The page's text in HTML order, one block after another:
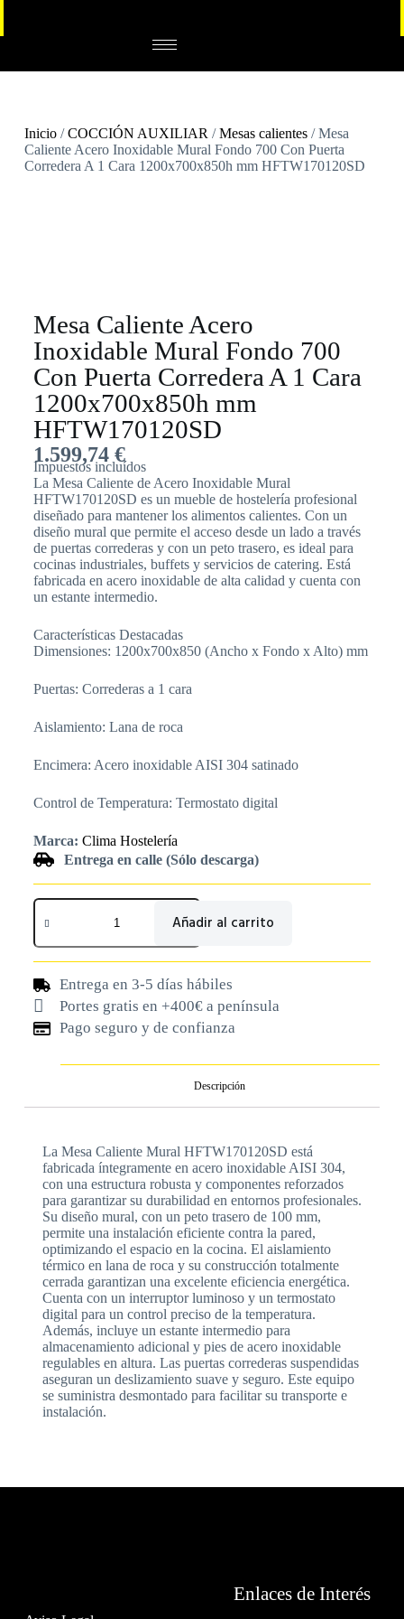
Inicio/COCCIÓN AUXILIAR /Mesas calientes/ Mesa
Caliente Acero Inoxidable Mural Fondo 700 Con Puerta
Corredera A 1 Cara 1200x700x850h mm HFTW170120SD
Mesa Caliente Acero
Inoxidable Mural Fondo 700
Con Puerta Corredera A 1 Cara
1200x700x850h mm
HFTW170120SD
1.599,74 €
Impuestos incluídos
La Mesa Caliente de Acero Inoxidable Mural
HFTW170120SD es un mueble de hostelería profesional
diseñado para mantener los alimentos calientes. Con un
diseño mural que permite el acceso desde un lado a través
de puertas correderas y con un peto trasero, es ideal para
cocinas industriales, buffets y servicios de catering. Está
fabricada en acero inoxidable de alta calidad y cuenta con
un estante intermedio.
Características Destacadas
Dimensiones: 1200x700x850 (Ancho x Fondo x Alto) mm
Puertas: Correderas a 1 cara
Aislamiento: Lana de roca
Encimera: Acero inoxidable AISI 304 satinado
Control de Temperatura: Termostato digital
Marca: Clima Hostelería
Entrega en calle (Sólo descarga)
Añadir al carrito
Entrega en 3-5 días hábiles
Portes gratis en +400€ a península
Pago seguro y de confianza
Descripción
La Mesa Caliente Mural HFTW170120SD está
fabricada íntegramente en acero inoxidable AISI 304,
con una estructura robusta y componentes reforzados
para garantizar su durabilidad en entornos profesionales.
Su diseño mural, con un peto trasero de 100 mm,
permite una instalación eficiente contra la pared,
optimizando el espacio en la cocina. El aislamiento
térmico en lana de roca y su construcción totalmente
cerrada garantizan una excelente eficiencia energética.
Cuenta con un interruptor luminoso y un termostato
digital para un control preciso de la temperatura.
Además, incluye un estante intermedio para
almacenamiento adicional y pies de acero inoxidable
regulables en altura. Las puertas correderas suspendidas
aseguran un deslizamiento suave y seguro. Este equipo
se suministra desmontado para facilitar su transporte e
instalación.
Enlaces de Interés